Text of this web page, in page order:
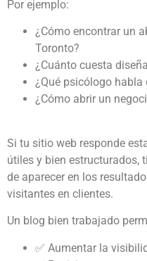
Por ejemplo:
¿Cómo encontrar un
Toronto?
¿Cuánto cuesta
¿Qué psicólogo habla
¿Cómo abrir un
Si tu sitio web responde
útiles y bien estructurados,
de aparecer en los
visitantes en clientes.
Un blog bien trabajado
✅ Aumentar la